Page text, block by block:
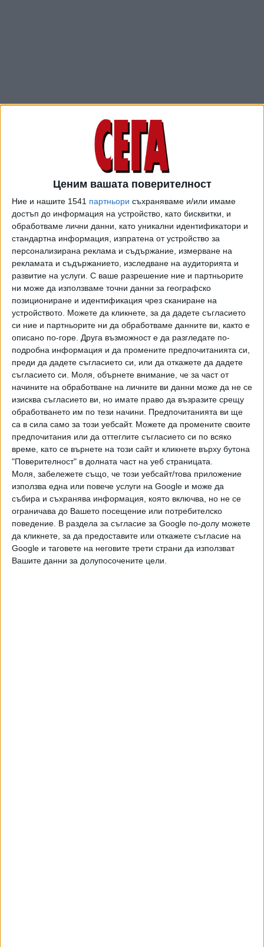
Ценим вашата поверителност
Ние и нашите 1541 партньори съхраняваме и/или имаме
достъп до информация на устройство, като бисквитки, и
обработваме лични данни, като уникални идентификатори и
стандартна информация, изпратена от устройство за
персонализирана реклама и съдържание, измерване на
рекламата и съдържанието, изследване на аудиторията и
развитие на услуги. С ваше разрешение ние и партньорите
ни може да използваме точни данни за географско
позициониране и идентификация чрез сканиране на
устройството. Можете да кликнете, за да дадете съгласието
си ние и партньорите ни да обработваме данните ви, както е
описано по-горе. Друга възможност е да разгледате по-
подробна информация и да промените предпочитанията си,
преди да дадете съгласието си, или да откажете да дадете
съгласието си.
Моля, обърнете внимание, че за част от
начините на обработване на личните ви данни може да не се
изисква съгласието ви, но имате право да възразите срещу
обработването им по тези начини. Предпочитанията ви ще
са в сила само за този уебсайт. Можете да промените своите
предпочитания или да оттеглите съгласието си по всяко
време, като се върнете на този сайт и кликнете върху бутона
"Поверителност" в долната част на уеб страницата.
Моля, забележете също, че този уебсайт/това приложение
използва една или повече услуги на Google и може да
събира и съхранява информация, която включва, но не се
ограничава до Вашето посещение или потребителско
поведение. В раздела за съгласие за Google по-долу можете
да кликнете, за да предоставите или откажете съгласие на
Google и таговете на неговите трети страни да използват
Вашите данни за долупосочените цели.
По план по време на Мондиал 2026 (11 юни - 19
юли) иранските футболисти трябваше да тренират в
Тусон, щата Аризонa. Заради войната в Близкия изток и
опасения за безопасността на играчите и треньорите
от FFIRI са взели решение тимът да бъде базиран в
мексиканския град Тихуана.
"Всички базови лагери на отборите за страните,
участващи в световното първенство, трябва да бъдат
одобрени от ФИФА - посочи Тадж в изявлението си. - За
щастие, след подадените от нас искания и срещите,
които проведохме в Истанбул с представители на ФИФА
и на Мондиал 2026, както и уебинара, който проведохме
вчера в Техеран с уважавания генерален секретар на
ФИФА, нашето искане за промяна на базата на отбора от
Съединените щати в Мексико беше одобрено."
На световното Иран ще е в група G и ще играе всичките
си мачове на територията на САЩ - в Ингълууд срещу
Нова Зеландия на 15 юни и срещу Белгия на 21 юни и в
Сиатъл срещу Египет на 26 юни. От FFIRI коментираха,
че относителната близост на Тихуана до Ингълууд -
предградие на Лос Анджелис, ще бъде от полза за
отбора, а новото местоположение "включва всички
тренировъчни съоръжения, фитнес зала, частен
ресторант и всичко останало, от което отборът се
нуждае".
Последвайте ни и в